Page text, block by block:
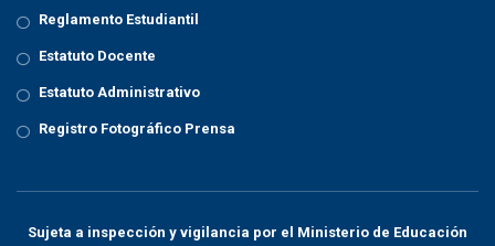
Reglamento Estudiantil
Estatuto Docente
Estatuto Administrativo
Registro Fotográfico Prensa
Sujeta a inspección y vigilancia por el Ministerio de Educación